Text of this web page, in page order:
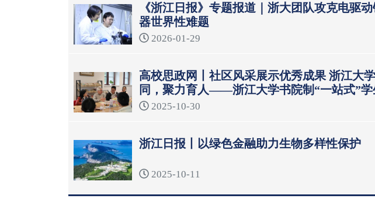
《浙江日报》专题报道｜浙大团队攻克电驱
器世界性难题
2026-01-29
高校思政网丨社区风采展示优秀成果 浙江大
同，聚力育人——浙江大学书院制“一站式”学
模式2025-10-30
浙江日报丨以绿色金融助力生物多样性保护
2025-10-11